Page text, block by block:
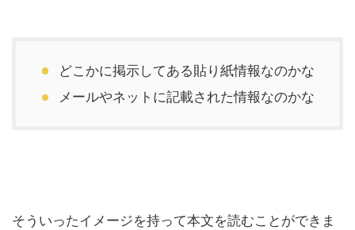
どこかに掲示してある貼り紙情報なのかな
メールやネットに記載された情報なのかな
そういったイメージを持って本文を読むことができま